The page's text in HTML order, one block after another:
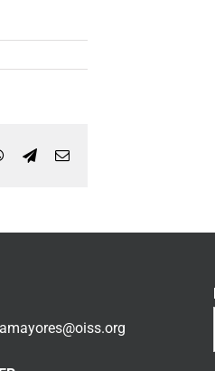
WhatsApp
TelegramCorreo